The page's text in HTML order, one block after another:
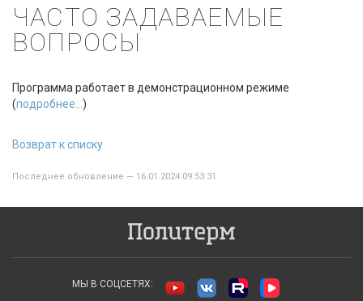
ЧАСТО ЗАДАВАЕМЫЕ
ВОПРОСЫ
Программа работает в демонстрационном режиме
(подробнее... )
Возврат к списку
Последнее обновление — 16.01.2024 09:53:31
МЫ В СОЦСЕТЯХ: